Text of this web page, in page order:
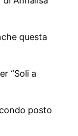
questa
“Soli a
posto